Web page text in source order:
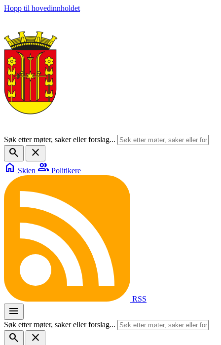
Hopp til hovedinnholdet
Søk etter møter, saker eller forslag...
search
close
home Skien group Politikere
RSS
menu
Søk etter møter, saker eller forslag...
search
close